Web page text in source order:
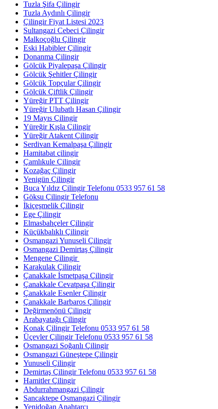
Tuzla Şifa Çilingir
Tuzla Aydınlı Çilingir
Çilingir Fiyat Listesi 2023
Sultangazi Cebeci Çilingir
Malkoçoğlu Çilingir
Eski Habibler Çilingir
Donanma Çilingir
Gölcük Piyalepaşa Çilingir
Gölcük Şehitler Çilingir
Gölcük Topçular Çilingir
Gölcük Çiftlik Çilingir
Yüreğir PTT Çilingir
Yüreğir Ulubatlı Hasan Çilingir
19 Mayıs Çilingir
Yüreğir Kışla Çilingir
Yüreğir Atakent Çilingir
Serdivan Kemalpaşa Çilingir
Hamitabat çilingir
Çamlıkule Çilingir
Kozağaç Çilingir
Yenigün Çilingir
Buca Yıldız Çilingir Telefonu 0533 957 61 58
Göksu Çilingir Telefonu
İkiçeşmelik Çilingir
Ege Çilingir
Elmasbahçeler Çilingir
Küçükbalıklı Çilingir
Osmangazi Yunuseli Çilingir
Osmangazi Demirtaş Çilingir
Mengene Çilingir
Karakulak Çilingir
Çanakkale İsmetpaşa Çilingir
Çanakkale Cevatpaşa Çilingir
Çanakkale Esenler Çilingir
Çanakkale Barbaros Çilingir
Değirmenönü Çilingir
Arabayatağı Çilingir
Konak Çilingir Telefonu 0533 957 61 58
Üçevler Çilingir Telefonu 0533 957 61 58
Osmangazi Soğanlı Çilingir
Osmangazi Güneştepe Çilingir
Yunuseli Çilingir
Demirtaş Çilingir Telefonu 0533 957 61 58
Hamitler Çilingir
Abdurrahmangazi Çilingir
Sancaktepe Osmangazi Çilingir
Yenidoğan Anahtarcı